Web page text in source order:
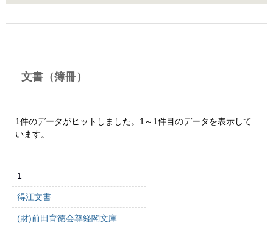
文書（簿冊）
1件のデータがヒットしました。1～1件目のデータを表示して
います。
1
得江文書
(財)前田育徳会尊経閣文庫